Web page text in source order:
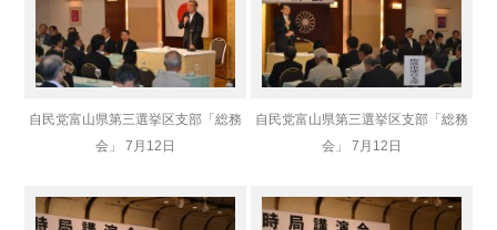
自民党富山県第三選挙区支部「総務
会」 7月12日
自民党富山県第三選挙区支部「総務
会」 7月12日